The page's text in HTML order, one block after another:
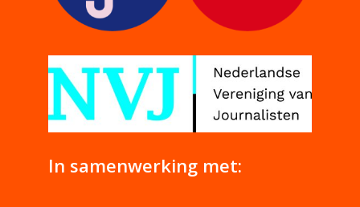
In samenwerking met: